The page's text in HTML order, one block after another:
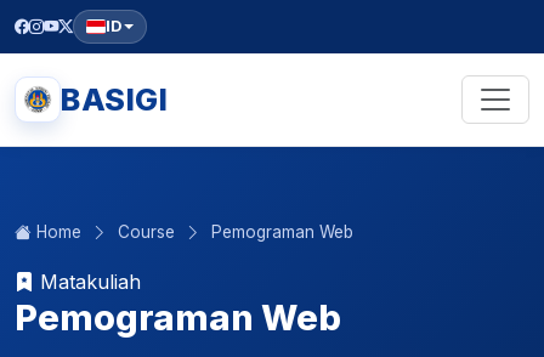
ID
BASIGI
Home Course Pemograman Web
Matakuliah
Pemograman Web